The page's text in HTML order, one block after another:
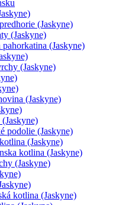
(Jaskyne)
(Jaskyne)
(Jaskyne)
(Jaskyne)
(Jaskyne)
podolie (Jaskyne)
(Jaskyne)
kotlina (Jaskyne)
(Jaskyne)
kotlina (Jaskyne)